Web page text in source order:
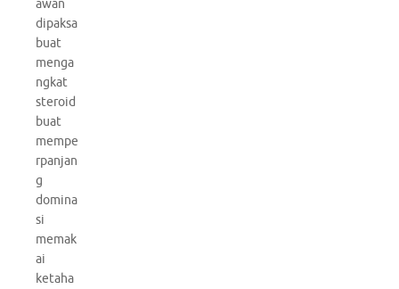
awan
dipaksa
buat
menga
ngkat
steroid
buat
mempe
rpanjan
g
domina
si
memak
ai
ketaha